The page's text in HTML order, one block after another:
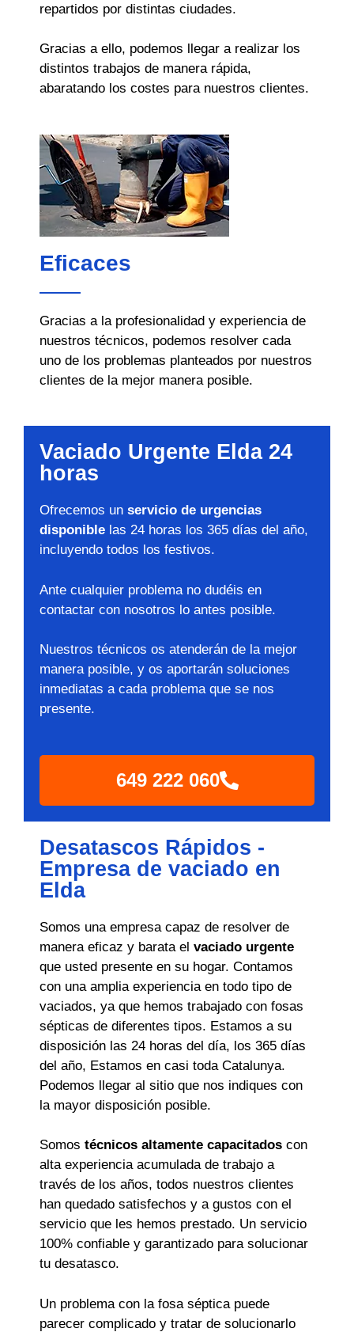
repartidos por distintas ciudades.
Gracias a ello, podemos llegar a realizar los
distintos trabajos de manera rápida,
abaratando los costes para nuestros clientes.
Eficaces
Gracias a la profesionalidad y experiencia de
nuestros técnicos, podemos resolver cada
uno de los problemas planteados por nuestros
clientes de la mejor manera posible.
Vaciado Urgente Elda 24
horas
Ofrecemos un servicio de urgencias
disponible las 24 horas los 365 días del año,
incluyendo todos los festivos.
Ante cualquier problema no dudéis en
contactar con nosotros lo antes posible.
Nuestros técnicos os atenderán de la mejor
manera posible, y os aportarán soluciones
inmediatas a cada problema que se nos
presente.
649 222 060
Desatascos Rápidos -
Empresa de vaciado en
Elda
Somos una empresa capaz de resolver de
manera eficaz y barata el vaciado urgente
que usted presente en su hogar. Contamos
con una amplia experiencia en todo tipo de
vaciados, ya que hemos trabajado con fosas
sépticas de diferentes tipos. Estamos a su
disposición las 24 horas del día, los 365 días
del año, Estamos en casi toda Catalunya.
Podemos llegar al sitio que nos indiques con
la mayor disposición posible.
Somos técnicos altamente capacitados con
alta experiencia acumulada de trabajo a
través de los años, todos nuestros clientes
han quedado satisfechos y a gustos con el
servicio que les hemos prestado. Un servicio
100% confiable y garantizado para solucionar
tu desatasco.
Un problema con la fosa séptica puede
parecer complicado y tratar de solucionarlo